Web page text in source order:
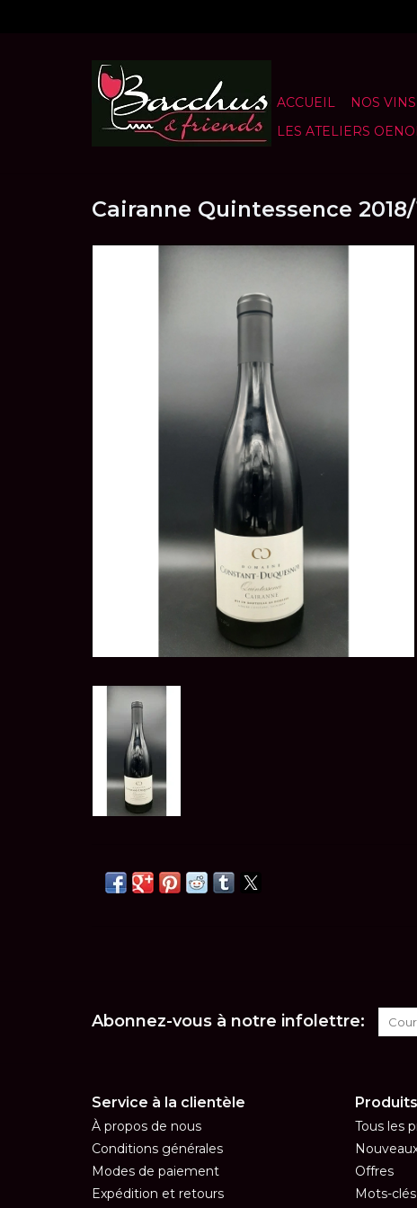
ACCUEIL NOS VINS
LES ATELIERS
Cairanne Quintessence 2018/
Abonnez-vous à notre infolettre:
Service à la clientèle
À propos de nous
Conditions générales
Modes de paiement
Expédition et retours
Produits
Tous les
Offres
Mots-clés